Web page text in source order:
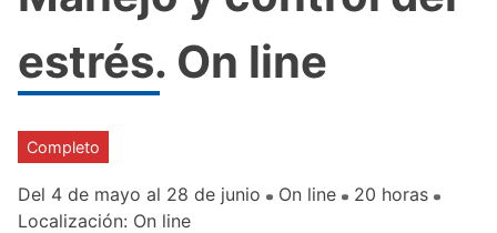
estrés. On line
Completo
Del 4 de mayo al 28 de junio On line
20 horas
Localización: On line